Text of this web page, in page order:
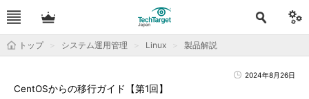
トップ システム運用管理 Linux 製品解説
2024年8月26日
CentOSからの移行ガイド【第1回】